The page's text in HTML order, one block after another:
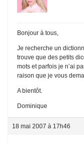
Bonjour à tous,
Je recherche un
trouve que des petits
mots et parfois je n’ai
raison que je vous
A bientôt.
Dominique
18 mai 2007 à 17h46